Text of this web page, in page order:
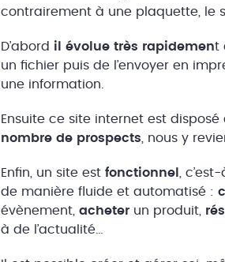
contrairement à une plaquette, le
D’abord il évolue très rapidement
un fichier puis de l’envoyer en
une information.
Ensuite ce site internet est
nombre de prospects , nous y
Enfin, un site est fonctionnel
,
de manière fluide et automatisé :
évènement, acheter un produit,
à de l’actualité…